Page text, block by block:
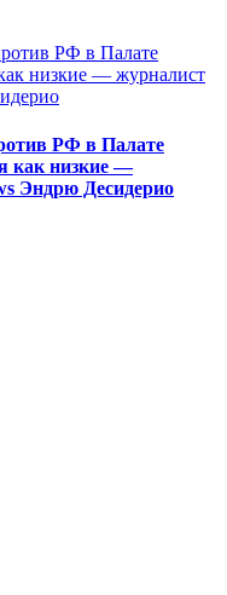
РФ в Палате
как низкие —
Эндрю Десидерио